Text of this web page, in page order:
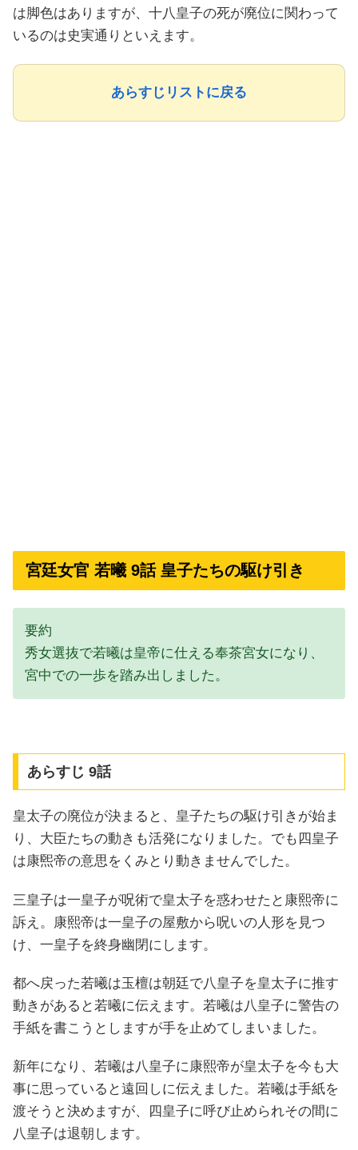
は脚色はありますが、十八皇子の死が廃位に関わって
いるのは史実通りといえます。
あらすじリストに戻る
宮廷女官 若曦 9話 皇子たちの駆け引き
要約
秀女選抜で若曦は皇帝に仕える奉茶宮女になり、
宮中での一歩を踏み出しました。
あらすじ 9話
皇太子の廃位が決まると、皇子たちの駆け引きが始ま
り、大臣たちの動きも活発になりました。でも四皇子
は康煕帝の意思をくみとり動きませんでした。
三皇子は一皇子が呪術で皇太子を惑わせたと康熙帝に
訴え。康熙帝は一皇子の屋敷から呪いの人形を見つ
け、一皇子を終身幽閉にします。
都へ戻った若曦は玉檀は朝廷で八皇子を皇太子に推す
動きがあると若曦に伝えます。若曦は八皇子に警告の
手紙を書こうとしますが手を止めてしまいました。
新年になり、若曦は八皇子に康熙帝が皇太子を今も大
事に思っていると遠回しに伝えました。若曦は手紙を
渡そうと決めますが、四皇子に呼び止められその間に
八皇子は退朝します。